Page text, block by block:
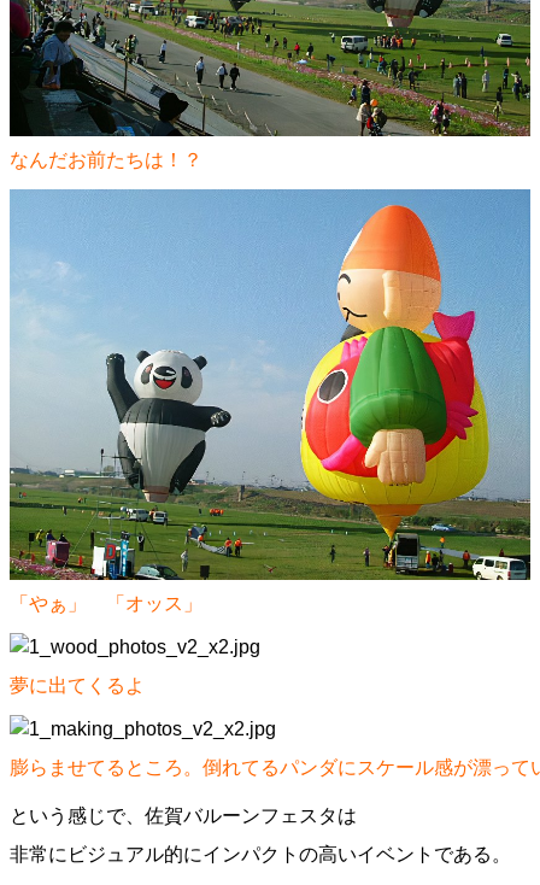
なんだお前たちは！？
「やぁ」 「オッス」
夢に出てくるよ
膨らませてるところ。倒れてるパンダにスケール感が漂って
という感じで、佐賀バルーンフェスタは
非常にビジュアル的にインパクトの高いイベントである。